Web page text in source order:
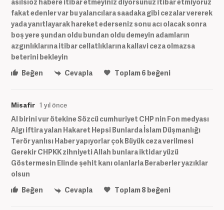
fakat edenler var bu yalancılara saadaka gibi cezalar vererek
yada yanıtlayarak hareket ederseniz sonu acı olacak sonra
boş yere şundan oldu bundan oldu demeyin adamların
azgınlıklarına itibar cellatlıklarına kallavi ceza olmazsa
beterini bekleyin
Beğen
Cevapla Toplam6 beğeni
Misafir 1 yıl önce
Al birini vur ötekine Sözcü cumhuriyet CHP nin Fon medyası
Algı iftira yalan Hakaret Hepsi Bunlarda İslam Düşmanlığı
Terör yanlısı Haber yapıyorlar çok Büyük ceza verilmesi
Gerekir CHPKK zihniyeti Allah bunlara iktidar yüzü
Göstermesin Elinde şehit kanı olanlarla Beraberler yazıklar
olsun
Beğen
Cevapla Toplam8beğeni